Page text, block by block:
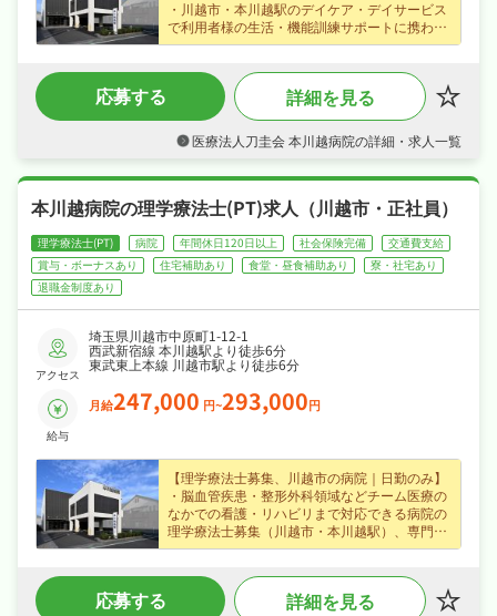
・川越市・本川越駅のデイケア・デイサービス
で利用者様の生活・機能訓練サポートに携わる
理学療法士求人、資格を活かせるこの環境で新
・時給1,680円（パート・アルバイト）、賞与
年2回・昇給ありなど好待遇で、家計をしっか
り支えられます！
・4週8休・年間休日125日、リフレッシュ休暇
など長期休暇も取りやすくオンオフを切り替え
・社会保険完備、退職金制度あり、車通勤OK
と手厚く、腰を据えて長く活躍できる職場で
す！
応募する 詳細を見る
医療法人刀圭会 本川越病院の詳細・求人一覧
本川越病院の理学療法士(PT)求人（川越市・正社員）
理学療法士(PT) 病院 年間休日120日以上 社会保険完備
交通費支給
賞与・ボーナスあり
住宅補助あり 食堂・昼食補助あり
寮・社宅あり
退職金制度あり
アクセス
埼玉県川越市中原町1-12-1
西武新宿線 本川越駅より徒歩6分
東武東上本線 川越市駅より徒歩6分
給与
月給247,000 円~293,000円
【理学療法士募集、川越市の病院｜日勤のみ】
・脳血管疾患・整形外科領域などチーム医療の
なかでの看護・リハビリまで対応できる病院の
理学療法士募集（川越市・本川越駅）、専門性
を存分に発揮できます♪
住宅手当・家族手当など各種手当・昇給ありな
ど好待遇で、あなたの経験を正当に評価します
応募する 詳細を見る